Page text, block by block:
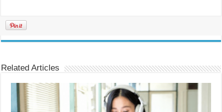
Related Articles